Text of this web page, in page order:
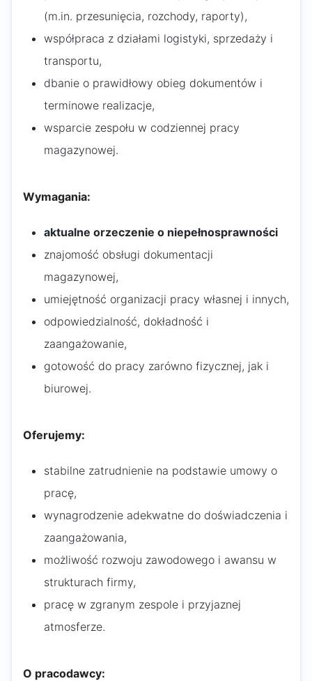
(m.in. przesunięcia, rozchody, raporty),
współpraca z działami logistyki, sprzedaży i
transportu,
dbanie o prawidłowy obieg dokumentów i
terminowe realizacje,
wsparcie zespołu w codziennej pracy
magazynowej.
Wymagania:
aktualne orzeczenie o niepełnosprawności
znajomość obsługi dokumentacji
magazynowej,
umiejętność organizacji pracy własnej i innych,
odpowiedzialność, dokładność i
zaangażowanie,
gotowość do pracy zarówno fizycznej, jak i
biurowej.
Oferujemy:
stabilne zatrudnienie na podstawie umowy o
pracę,
wynagrodzenie adekwatne do doświadczenia i
zaangażowania,
możliwość rozwoju zawodowego i awansu w
strukturach firmy,
pracę w zgranym zespole i przyjaznej
atmosferze.
O pracodawcy: